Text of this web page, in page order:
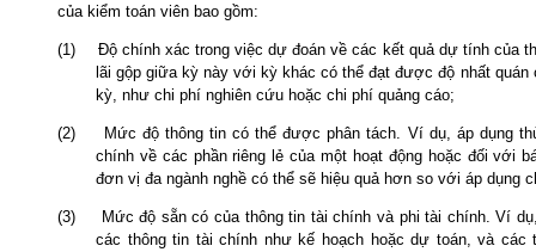
của kiểm toán viên bao gồm:
(1)
Độ chính xác trong việc dự đoán về các kết quả dự tính của
lãi gộp giữa kỳ này với kỳ khác có thể đạt được độ nhất
kỳ, như chi phí nghiên cứu hoặc chi phí quảng cáo;
(2)
Mức độ thông tin có thể được phân tách. Ví dụ, áp dụng
chính về các phần riêng lẻ của một hoạt động hoặc đối với
đơn vị đa ngành nghề có thể sẽ hiệu quả hơn so với áp dụng
(3) Mức độ sẵn có của thông tin tài chính và phi tài chính. Ví
các thông tin tài chính như kế hoạch hoặc dự toán, và